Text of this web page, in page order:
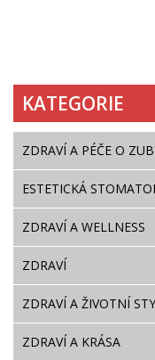
KATEGORIE
ZDRAVÍ A PÉČE O
ESTETICKÁ
ZDRAVÍ A WELLNESS
ZDRAVÍ
ZDRAVÍ A ŽIVOTNÍ
ZDRAVÍ A KRÁSA